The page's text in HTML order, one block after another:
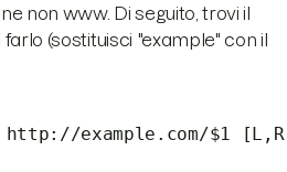
non www. Di seguito, trovi il
(sostituisci "example" con il
http://example.com/$1 [L,R